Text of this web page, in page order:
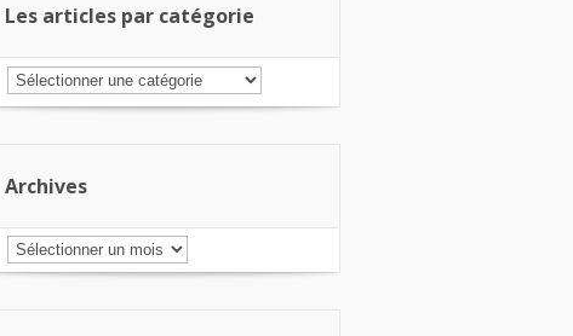
Les articles par catégorie
Les
articles
Archives
Archives